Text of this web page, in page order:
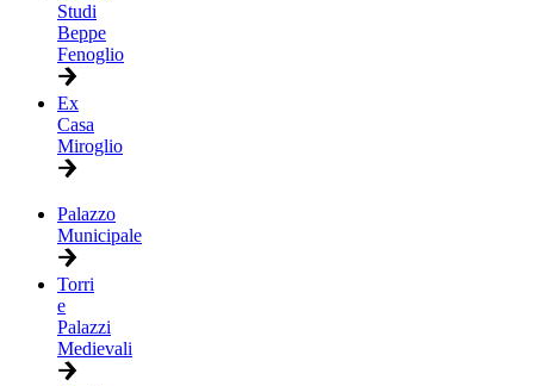
Studi
Beppe
Fenoglio
Ex
Casa
Miroglio
Palazzo
Municipale
Torri
e
Palazzi
Medievali